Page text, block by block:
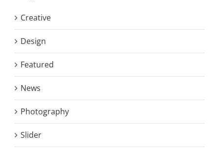
Creative
Design
Featured
News
Photography
Slider